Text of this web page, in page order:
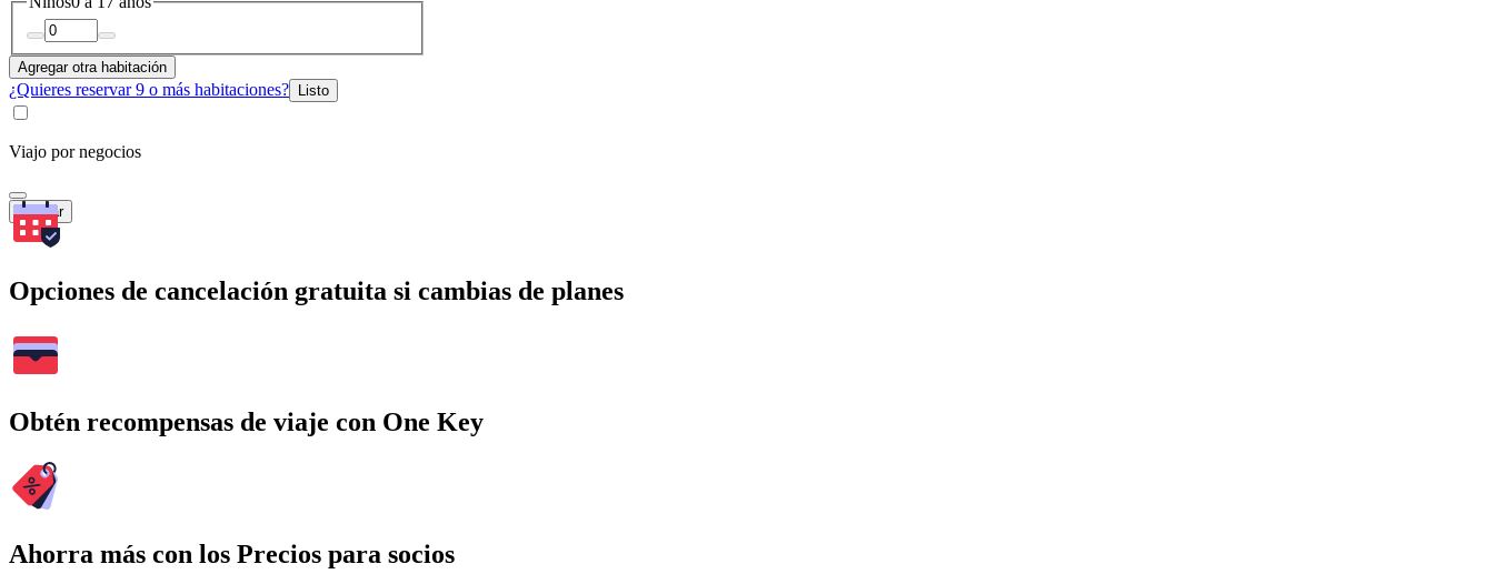
Agregar otra habitación
¿Quieres reservar 9 o más habitaciones? Listo
Viajo por negocios
Buscar
Opciones de cancelación gratuita si cambias de planes
Obtén recompensas de viaje con One Key
Ahorra más con los Precios para socios